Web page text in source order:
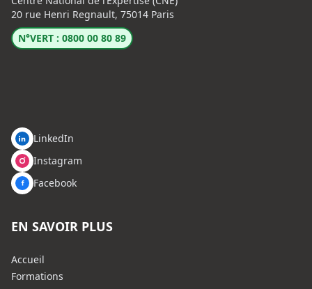
20 rue Henri Regnault, 75014 Paris
N°VERT : 0800 00 80 89
LinkedIn
Instagram
Facebook
EN SAVOIR PLUS
Accueil
Formations